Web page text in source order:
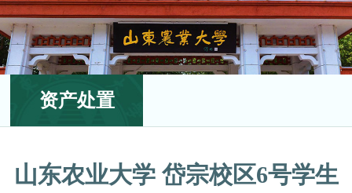
资产处置
山东农业大学 岱宗校区6号学生